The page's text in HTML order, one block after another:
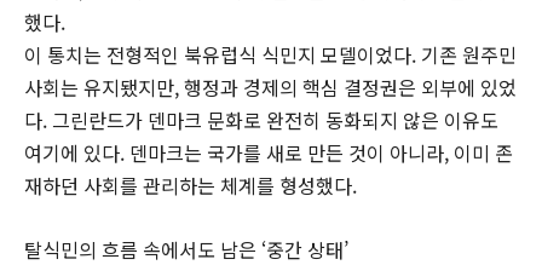
했다.
이 통치는 전형적인 북유럽식 식민지 모델이었다. 기존 원주민
사회는 유지됐지만, 행정과 경제의 핵심 결정권은 외부에 있었
다. 그린란드가 덴마크 문화로 완전히 동화되지 않은 이유도
여기에 있다. 덴마크는 국가를 새로 만든 것이 아니라, 이미 존
재하던 사회를 관리하는 체계를 형성했다.
탈식민의 흐름 속에서도 남은 ‘중간 상태’